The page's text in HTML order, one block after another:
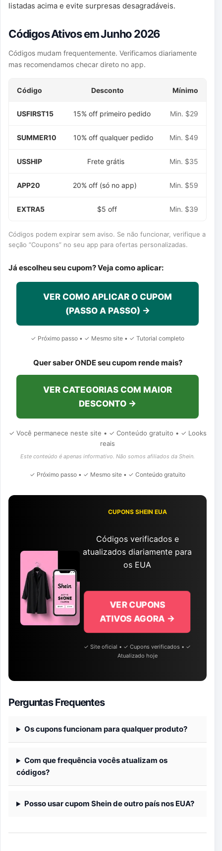
listadas acima e evite surpresas desagradáveis.
Códigos Ativos em Junho 2026
Códigos mudam frequentemente. Verificamos diariamente
mas recomendamos checar direto no app.
Código Desconto Mínimo
USFIRST15 15% off primeiro pedido Min. $29
SUMMER10 10% off qualquer pedido Min. $49
USSHIP Frete grátis Min. $35
APP20 20% off (só no app) Min. $59
EXTRA5 $5 off Min. $39
Códigos podem expirar sem aviso. Se não funcionar, verifique a
seção “Coupons” no seu app para ofertas personalizadas.
Já escolheu seu cupom? Veja como aplicar:
VER COMO APLICAR O CUPOM
(PASSO A PASSO) →
✓ Próximo passo • ✓ Mesmo site • ✓ Tutorial completo
Quer saber ONDE seu cupom rende mais?
VER CATEGORIAS COM MAIOR
DESCONTO →
✓ Você permanece neste site • ✓ Conteúdo gratuito • ✓ Looks
reais
Este conteúdo é apenas informativo. Não somos afiliados da Shein.
✓ Próximo passo • ✓ Mesmo site • ✓ Conteúdo gratuito
CUPONS SHEIN EUA
Códigos verificados e
atualizados diariamente para
os EUA
VER CUPONS
ATIVOS AGORA →
✓ Site oficial • ✓ Cupons verificados • ✓
Atualizado hoje
Perguntas Frequentes
Os cupons funcionam para qualquer produto?
Com que frequência vocês atualizam os
códigos?
Posso usar cupom Shein de outro país nos EUA?